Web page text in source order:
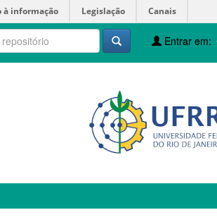
à informação Legislação Canais
Entrar em: